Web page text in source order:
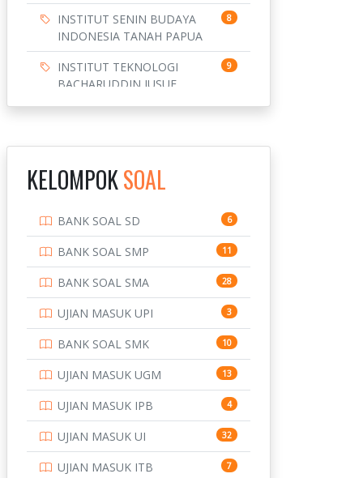
INSTITUT SENIN BUDAYA
INDONESIA TANAH PAPUA
8
INSTITUT TEKNOLOGI
BACHARUDDIN JUSUF
9
BANDUNG
INSTITUT TEKNOLOGI
INSTITUT TEKNOLOGI
SEPULUH NOVEMBER
10
INSTITUT TEKNOLOGI
SUMATERA
9
IPDN / STPDN 148
PENDIDIKAN 943
PERBANKAN 3
POLRI 169
POLTEK SSN 7
4
KELOMPOKSOAL
BANK SOAL SD 6
BANK SOAL SMP 11
BANK SOAL SMA 28
UJIAN MASUK UPI 3
BANK SOAL SMK 10
UJIAN MASUK UGM 13
UJIAN MASUK IPB 4
UJIAN MASUK UI 32
UJIAN MASUK ITB 7